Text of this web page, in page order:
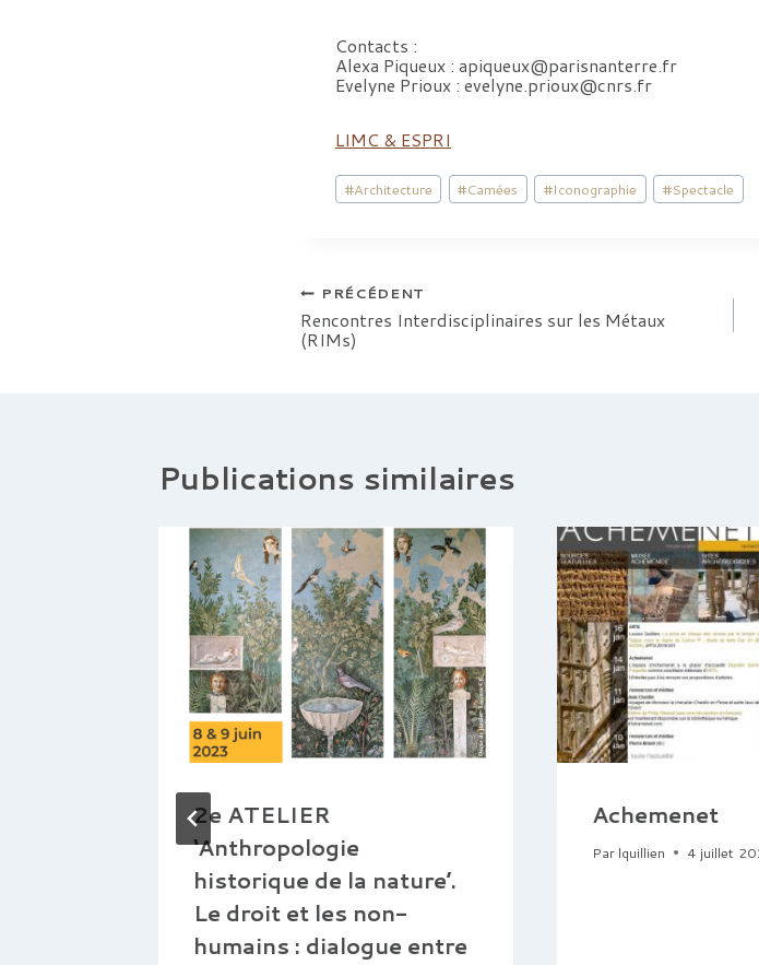
Contacts :
Alexa Piqueux : apiqueux@parisnanterre.fr
Evelyne Prioux : evelyne.prioux@cnrs.fr
LIMC & ESPRI
Étiquettes
de
#Architecture #Camées #Iconographie #Spectacle
Navigation
de
PRÉCÉDENT
Rencontres Interdisciplinaires sur les Métaux
(RIMs)
Publications similaires
2e ATELIER
‘Anthropologie
historique de la nature’.
Le droit et les non-
humains : dialogue entre
Achemenet
Par lquillien 4 juillet